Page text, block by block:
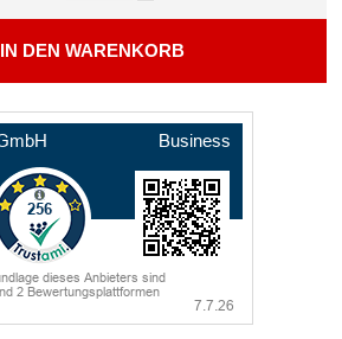
IN DEN WARENKORB